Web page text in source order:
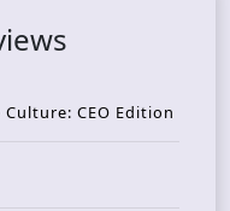
Culture: CEO Edition